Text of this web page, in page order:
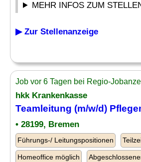
MEHR INFOS ZUM
▶ Zur Stellenanzeige
Job vor 6 Tagen bei Regio-
hkk Krankenkasse
Teamleitung (m/w/d)
• 28199, Bremen
Führungs-/ Leitungspositionen
Homeoffice möglich